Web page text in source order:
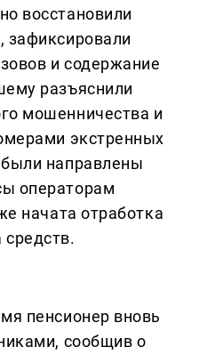
восстановили
зафиксировали
и содержание
разъяснили
мошенничества и
экстренных
направлены
операторам
начата отработка
пенсионер вновь
сообщив о